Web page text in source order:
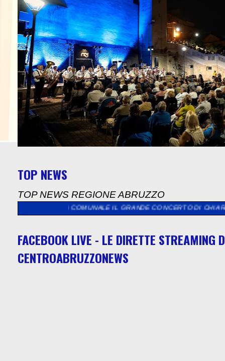
TOP NEWS
TOP NEWS REGIONE ABRUZZO
COMUNALE IL GRANDE CONCERTO DI CHIARA GALIAZZO.
FACEBOOK LIVE - LE DIRETTE STREAMING
CENTROABRUZZONEWS